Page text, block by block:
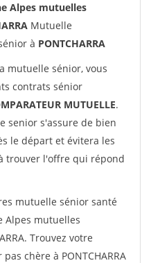
Alpes mutuelles
Mutuelle
à PONTCHARRA
mutuelle sénior, vous
contrats sénior
MUTUELLE.
senior s'assure de bien
le départ et évitera les
trouver l'offre qui répond
mutuelle sénior santé
Alpes mutuelles
Trouvez votre
chère à PONTCHARRA